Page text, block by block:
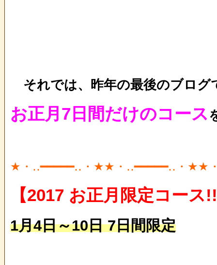
それでは、昨年の最後のブログ
お正月7 日間だけのコース
★・‥━━━━━‥・★★・‥━━━━━‥・★★
【2017 お正月限定コース
1月4日～10日 7日間限定